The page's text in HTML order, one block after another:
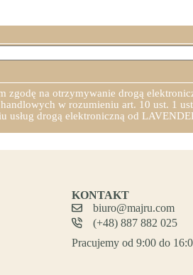
zgodę na otrzymywanie drogą
w rozumieniu art. 10 ust. 1
usług drogą elektroniczną od
KONTAKT
biuro@majru.com
(+48) 887 882 025
Pracujemy od 9:00 do